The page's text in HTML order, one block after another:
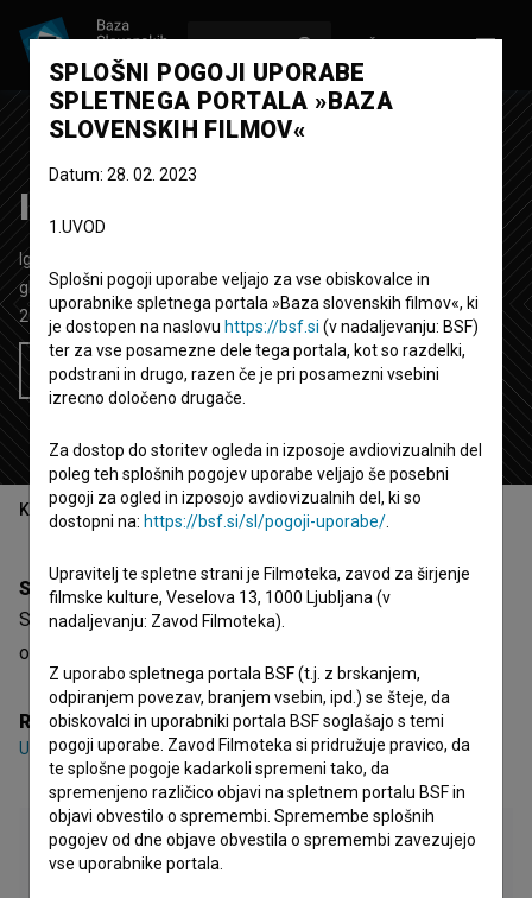
In Between ~ Someone
Igrani video spot
glasbeni
2013
Slovenija
Želim si ogledati ta film
Kazalo
Sinopsis
Someone je slovenski igrani video spot. Žanrsko je
opredeljen kot glasbeni. Režiserka je
Režija
Urška Djukić
SPLOŠNI POGOJI UPORABE
SPLETNEGA PORTALA »BAZA
SLOVENSKIH FILMOV«
Datum: 28. 02. 2023
1.UVOD
Splošni pogoji uporabe veljajo za vse obiskovalce in
uporabnike spletnega portala »Baza slovenskih filmov«, ki
je dostopen na naslovu https://bsf.si (v nadaljevanju: BSF)
ter za vse posamezne dele tega portala, kot so razdelki,
podstrani in drugo, razen če je pri posamezni vsebini
izrecno določeno drugače.
Za dostop do storitev ogleda in izposoje avdiovizualnih del
poleg teh splošnih pogojev uporabe veljajo še posebni
pogoji za ogled in izposojo avdiovizualnih del, ki so
dostopni na: https://bsf.si/sl/pogoji-uporabe/
Upravitelj te spletne strani je Filmoteka, zavod za širjenje
filmske kulture, Veselova 13, 1000 Ljubljana (v
nadaljevanju: Zavod Filmoteka).
Z uporabo spletnega portala BSF (t.j. z brskanjem,
odpiranjem povezav, branjem vsebin, ipd.) se šteje, da
obiskovalci in uporabniki portala BSF soglašajo s temi
pogoji uporabe. Zavod Filmoteka si pridružuje pravico, da
te splošne pogoje kadarkoli spremeni tako, da
spremenjeno različico objavi na spletnem portalu BSF in
objavi obvestilo o spremembi. Spremembe splošnih
pogojev od dne objave obvestila o spremembi zavezujejo
vse uporabnike portala.